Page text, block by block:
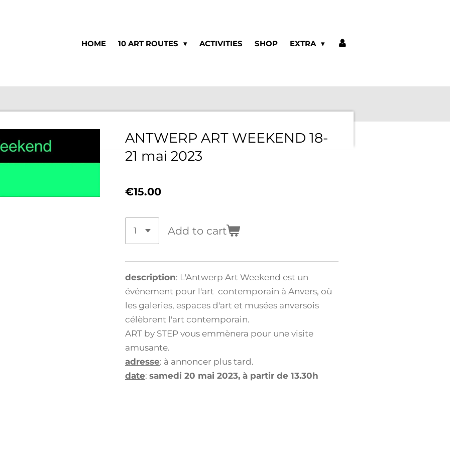
HOME 10 ART ROUTES ACTIVITIES SHOP EXTRA
ANTWERP ART WEEKEND 18-
21 mai 2023
€15.00
Add to cart
description: L'Antwerp Art Weekend est un
événement pour l'art contemporain à Anvers, où
les galeries, espaces d'art et musées anversois
célèbrent l'art contemporain.
ART by STEP vous emmènera pour une visite
amusante.
adresse: à annoncer plus tard.
date: samedi 20 mai 2023, à partir de 13.30h